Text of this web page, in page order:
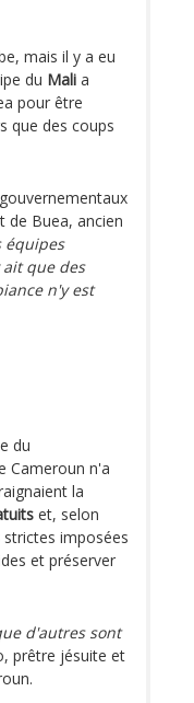
mais il y a eu
du Mali a
pour être
que des coups
de Buea, ancien
équipes
que des
n'y est
du
Cameroun n'a
la
et, selon
strictes imposées
et préserver
d'autres sont
prêtre jésuite et